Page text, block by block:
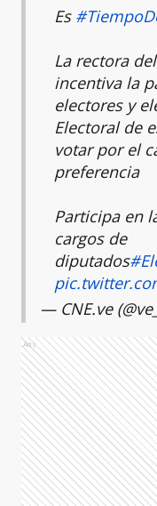
Es
La rectora
incentiva la
electores y
Electoral de
votar por el
preferencia
Participa en
cargos de
diputados
— CNE.ve
Ads